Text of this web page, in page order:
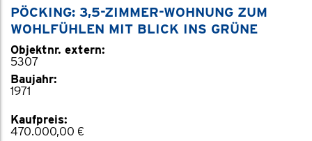
PÖCKING: 3,5-ZIMMER-WOHNUNG ZUM
WOHLFÜHLEN MIT BLICK INS GRÜNE
Objektnr. extern:
5307
Baujahr:
1971
Kaufpreis:
470.000,00 €